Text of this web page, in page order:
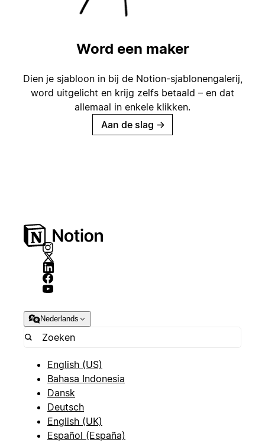
Word een maker
Dien je sjabloon in bij de Notion-sjablonengalerij,
word uitgelicht en krijg zelfs betaald – en dat
allemaal in enkele klikken.
Aan de slag →
Nederlands
English (US)
Bahasa Indonesia
Dansk
Deutsch
English (UK)
Español (España)